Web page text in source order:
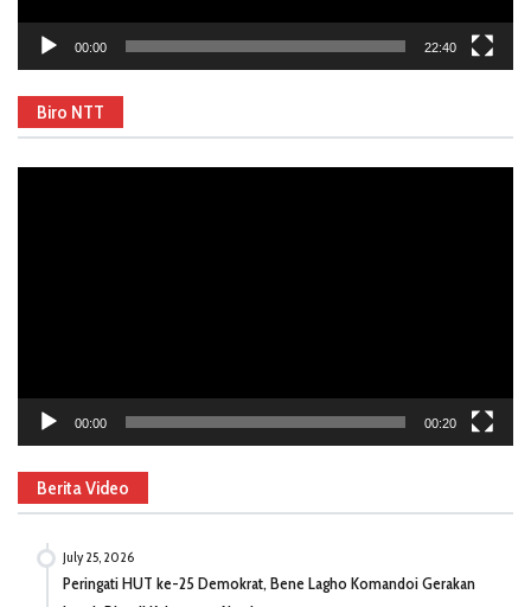
00:00 22:40
Biro NTT
00:00 00:20
Berita Video
July 25, 2026
Peringati HUT ke-25 Demokrat, Bene Lagho Komandoi Gerakan